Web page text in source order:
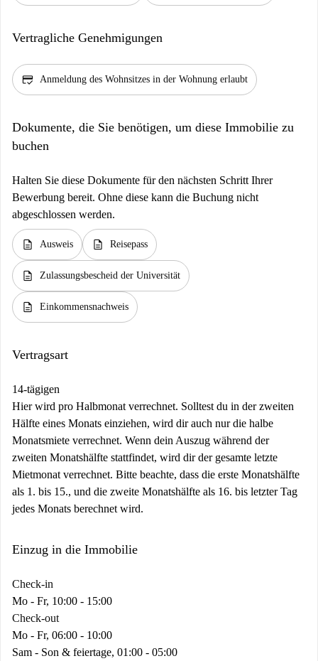
Vertragliche Genehmigungen
credit_score Anmeldung des Wohnsitzes in der Wohnung erlaubt
Dokumente, die Sie benötigen, um diese Immobilie zu
buchen
Halten Sie diese Dokumente für den nächsten Schritt Ihrer
Bewerbung bereit. Ohne diese kann die Buchung nicht
abgeschlossen werden.
description Ausweis description Reisepass
description Zulassungsbescheid der Universität
description Einkommensnachweis
Vertragsart
14-tägigen
Hier wird pro Halbmonat verrechnet. Solltest du in der zweiten
Hälfte eines Monats einziehen, wird dir auch nur die halbe
Monatsmiete verrechnet. Wenn dein Auszug während der
zweiten Monatshälfte stattfindet, wird dir der gesamte letzte
Mietmonat verrechnet. Bitte beachte, dass die erste Monatshälfte
als 1. bis 15., und die zweite Monatshälfte als 16. bis letzter Tag
jedes Monats berechnet wird.
Einzug in die Immobilie
Check-in
Mo - Fr, 10:00 - 15:00
Check-out
Mo - Fr, 06:00 - 10:00
Sam - Son & feiertage, 01:00 - 05:00